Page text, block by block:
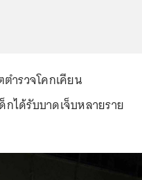
ำรวจโคกเคียน
กได้รับบาดเจ็บหลายราย